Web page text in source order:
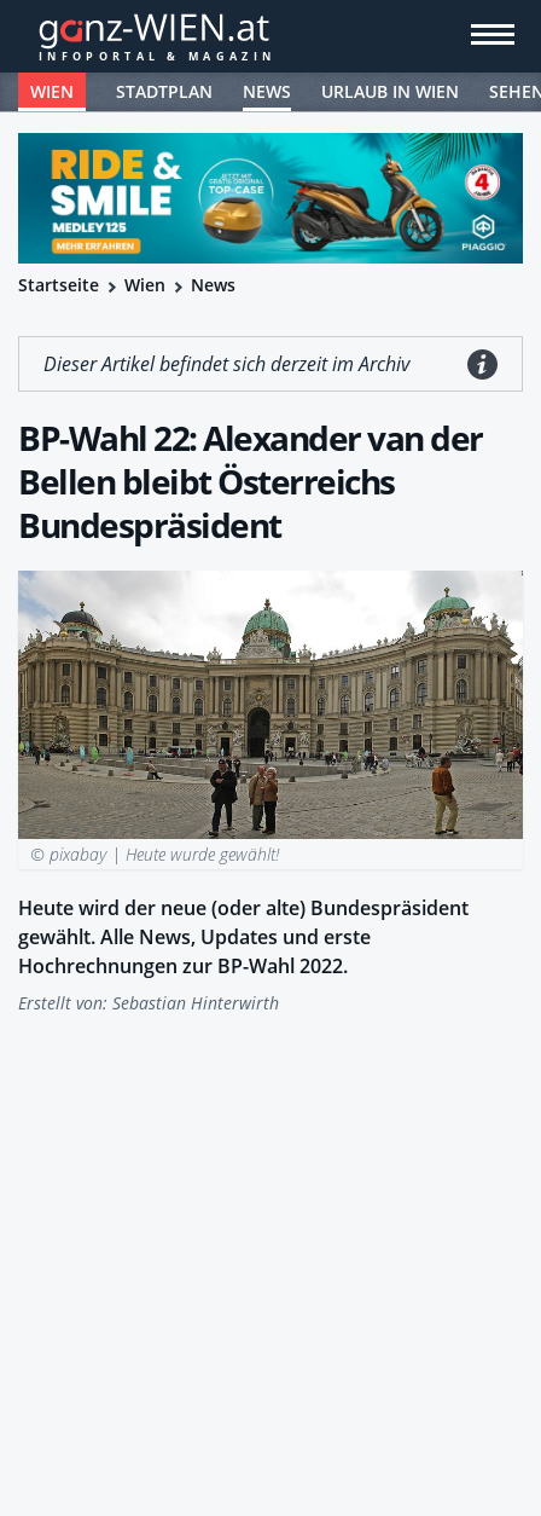
WIEN STADTPLAN NEWS URLAUB IN WIEN
Startseite Wien News
Dieser Artikel befindet sich derzeit im Archiv
BP-Wahl 22: Alexander van der
Bellen bleibt Österreichs
Bundespräsident
© pixabay | Heute wurde gewählt!
Heute wird der neue (oder alte) Bundespräsident
gewählt. Alle News, Updates und erste
Hochrechnungen zur BP-Wahl 2022.
Erstellt von: Sebastian Hinterwirth